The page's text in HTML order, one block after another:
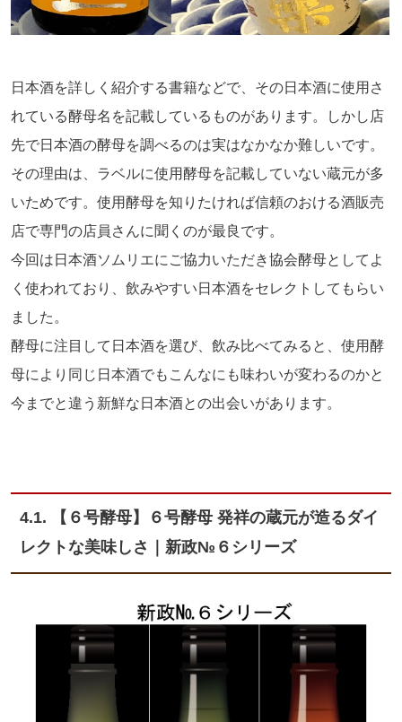
日本酒を詳しく紹介する書籍などで、その日本酒に使用さ
れている酵母名を記載しているものがあります。しかし店
先で日本酒の酵母を調べるのは実はなかなか難しいです。
その理由は、ラベルに使用酵母を記載していない蔵元が多
いためです。使用酵母を知りたければ信頼のおける酒販売
店で専門の店員さんに聞くのが最良です。
今回は日本酒ソムリエにご協力いただき協会酵母としてよ
く使われており、飲みやすい日本酒をセレクトしてもらい
ました。
酵母に注目して日本酒を選び、飲み比べてみると、使用酵
母により同じ日本酒でもこんなにも味わいが変わるのかと
今までと違う新鮮な日本酒との出会いがあります。
4.1. 【６号酵母】６号酵母 発祥の蔵元が造るダイ
レクトな美味しさ｜新政№６シリーズ